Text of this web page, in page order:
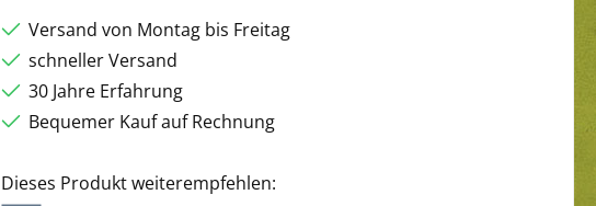
Versand von Montag bis Freitag
schneller Versand
30 Jahre Erfahrung
Bequemer Kauf auf Rechnung
Dieses Produkt weiterempfehlen: